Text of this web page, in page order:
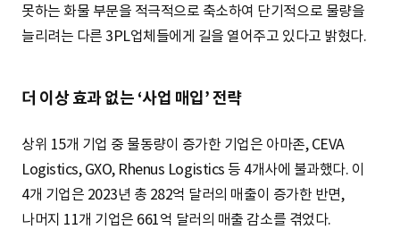
못하는 화물 부문을 적극적으로 축소하여 단기적으로 물량을
늘리려는 다른 3PL업체들에게 길을 열어주고 있다고 밝혔다.
더 이상 효과 없는 ‘사업 매입’ 전략
상위 15개 기업 중 물동량이 증가한 기업은 아마존, CEVA
Logistics, GXO, Rhenus Logistics 등 4개사에 불과했다. 이
4개 기업은 2023년 총 282억 달러의 매출이 증가한 반면,
나머지 11개 기업은 661억 달러의 매출 감소를 겪었다.